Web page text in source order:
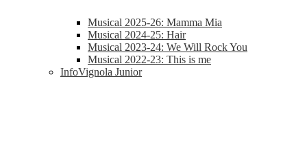
Musical 2025-26: Mamma Mia
Musical 2024-25: Hair
Musical 2023-24: We Will Rock You
Musical 2022-23: This is me
InfoVignola Junior